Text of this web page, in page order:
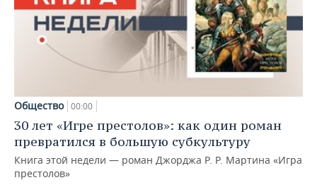
Общество 00:00
30 лет «Игре престолов»: как один роман
превратился в большую субкультуру
Книга этой недели — роман Джорджа Р. Р. Мартина «Игра
престолов»